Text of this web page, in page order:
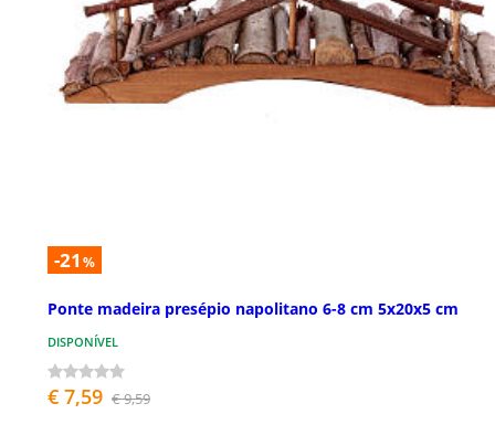
-21 %
Ponte madeira presépio napolitano 6-8 cm 5x20x5 cm
DISPONÍVEL
€ 7,59 € 9,59